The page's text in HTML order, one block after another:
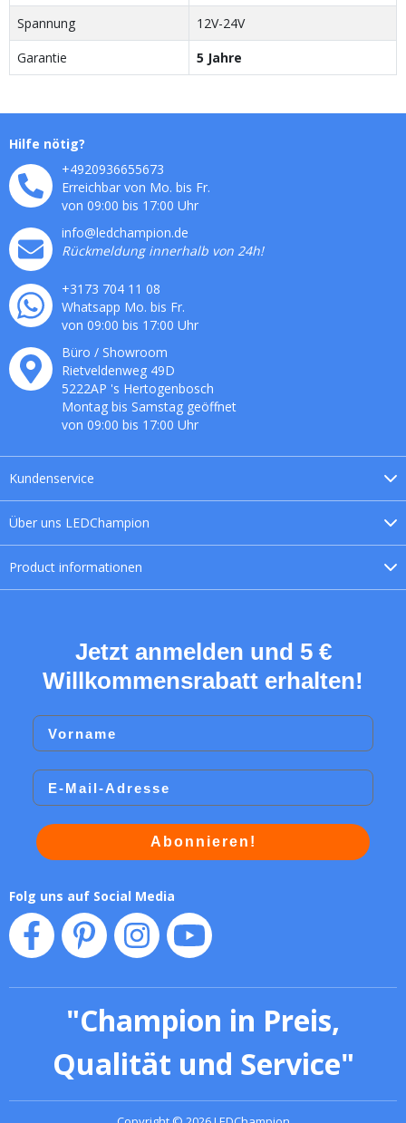
Spannung
12V-24V
Garantie
5 Jahre
Über uns LEDChampion
Product informationen
Kundenservice
Hilfe nötig?
+4920936655673
Erreichbar von Mo. bis Fr.
von 09:00 bis 17:00 Uhr
info@ledchampion.de
Rückmeldung innerhalb von 24h!
+3173 704 11 08
Whatsapp Mo. bis Fr.
von 09:00 bis 17:00 Uhr
Büro / Showroom
Rietveldenweg 49D
5222AP 's Hertogenbosch
Montag bis Samstag geöffnet
von 09:00 bis 17:00 Uhr
Jetzt anmelden und 5 €
Willkommensrabatt erhalten!
Vorname
Email
Abonnieren!
Folg uns auf Social Media
"Champion in Preis,
Qualität und Service"